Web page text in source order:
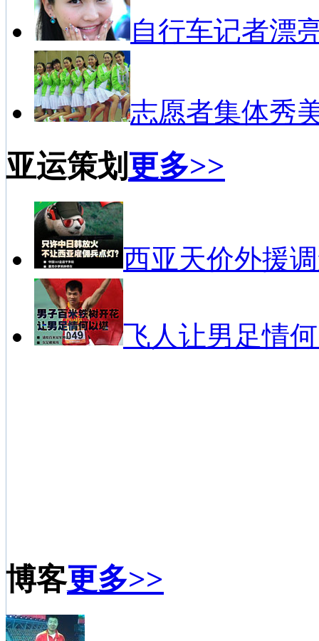
自行车记者漂
志愿者集体秀
亚运策划 更多>>
西亚天价外援
飞人让男足情
博客更多>>